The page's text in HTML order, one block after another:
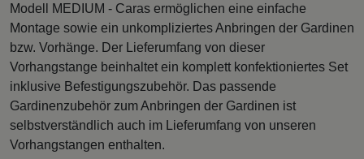
Modell MEDIUM - Caras ermöglichen eine einfache
Montage sowie ein unkompliziertes Anbringen der Gardinen
bzw. Vorhänge. Der Lieferumfang von dieser
Vorhangstange beinhaltet ein komplett konfektioniertes Set
inklusive Befestigungszubehör. Das passende
Gardinenzubehör zum Anbringen der Gardinen ist
selbstverständlich auch im Lieferumfang von unseren
Vorhangstangen enthalten.